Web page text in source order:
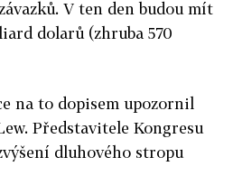
V ten den budou mít
dolarů (zhruba 570
na to dopisem upozornil
Představitele Kongresu
dluhového stropu